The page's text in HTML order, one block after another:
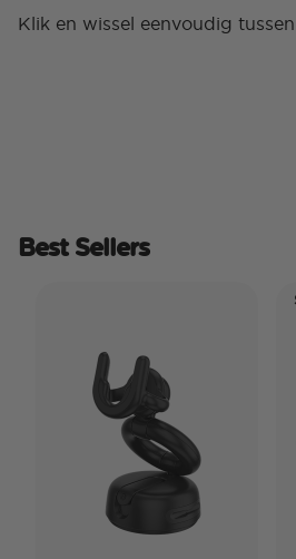
Klik en wissel eenvoudig
Best Sellers